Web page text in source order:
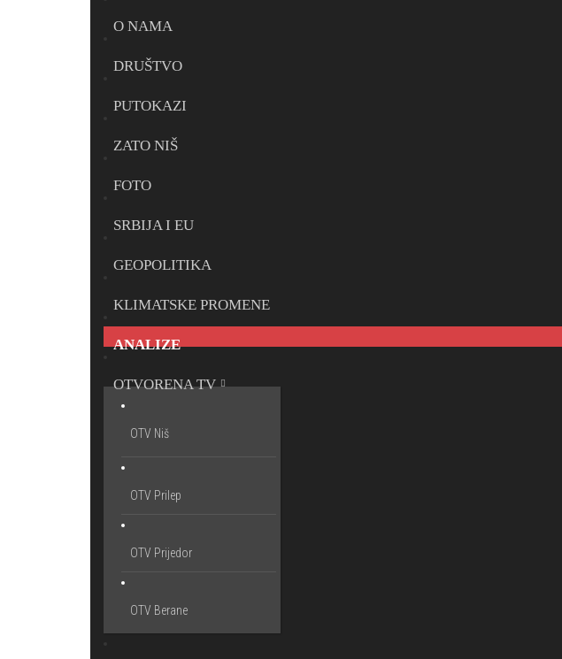
O NAMA
DRUŠTVO
PUTOKAZI
ZATO NIŠ
FOTO
SRBIJA I EU
GEOPOLITIKA
KLIMATSKE PROMENE
ANALIZE
OTVORENA TV
OTV Niš
OTV Prilep
OTV Prijedor
OTV Berane